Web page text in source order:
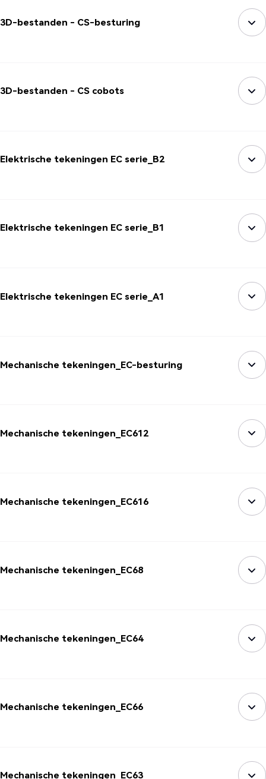
3D-bestanden - CS-besturing
3D-bestanden - CS cobots
Elektrische tekeningen EC serie_B2
Elektrische tekeningen EC serie_B1
Elektrische tekeningen EC serie_A1
Mechanische tekeningen_EC-besturing
Mechanische tekeningen_EC612
Mechanische tekeningen_EC616
Mechanische tekeningen_EC68
Mechanische tekeningen_EC64
Mechanische tekeningen_EC66
Mechanische tekeningen_EC63